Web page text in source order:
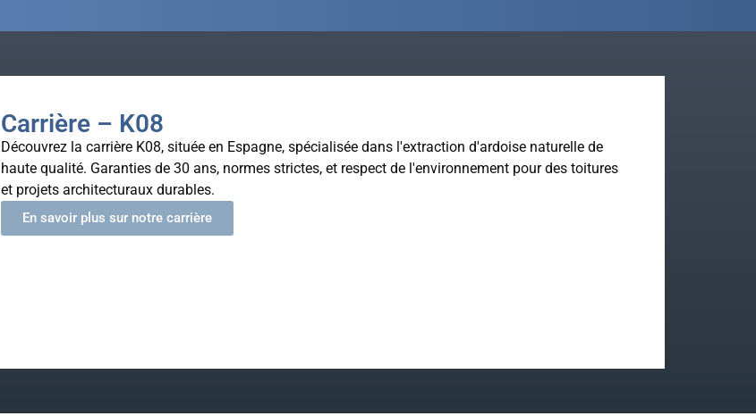
Carrière – K08
Découvrez la carrière K08, située en Espagne, spécialisée dans l'extraction d'ardoise naturelle de
haute qualité. Garanties de 30 ans, normes strictes, et respect de l'environnement pour des toitures
et projets architecturaux durables.
En savoir plus sur notre carrière